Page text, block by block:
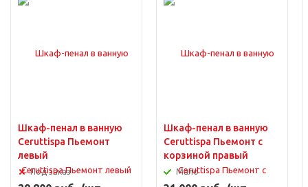
Шкаф-пенал в ванную
Ceruttispa Пьемонт
левый
Под заказ
Шкаф-пенал в ванную
Ceruttispa Пьемонт с
корзиной правый
Мало